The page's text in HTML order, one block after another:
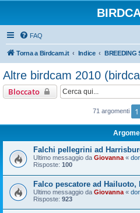
FAQ
Torna a Birdcam.it Indice
Altre birdcam 2010
Bloccato
71 argomenti 1
Falchi pellegrini ad
Ultimo messaggio da Giovanna «
Risposte: 100
Falco pescatore ad Hailuoto,
Ultimo messaggio da Giovanna «
Risposte: 923